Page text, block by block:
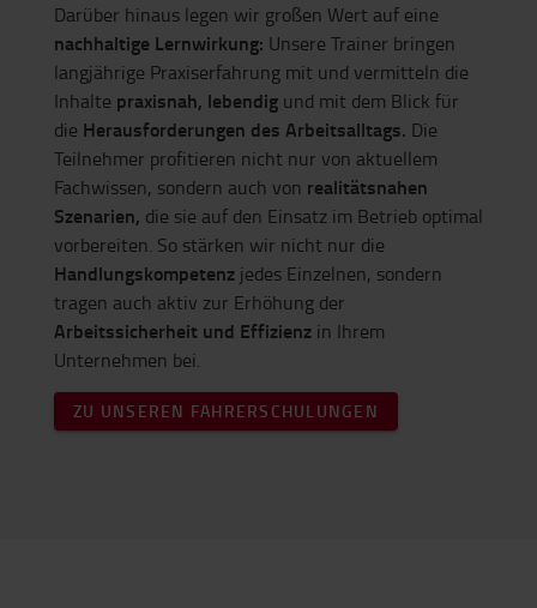
Darüber hinaus legen wir großen Wert auf eine
nachhaltige Lernwirkung: Unsere Trainer bringen
langjährige Praxiserfahrung mit und vermitteln die
Inhalte praxisnah, lebendig und mit dem Blick für
die Herausforderungen des Arbeitsalltags. Die
Teilnehmer profitieren nicht nur von aktuellem
Fachwissen, sondern auch von realitätsnahen
Szenarien, die sie auf den Einsatz im Betrieb optimal
vorbereiten. So stärken wir nicht nur die
Handlungskompetenz jedes Einzelnen, sondern
tragen auch aktiv zur Erhöhung der
Arbeitssicherheit und Effizienz in Ihrem
Unternehmen bei.
ZU UNSEREN FAHRERSCHULUNGEN